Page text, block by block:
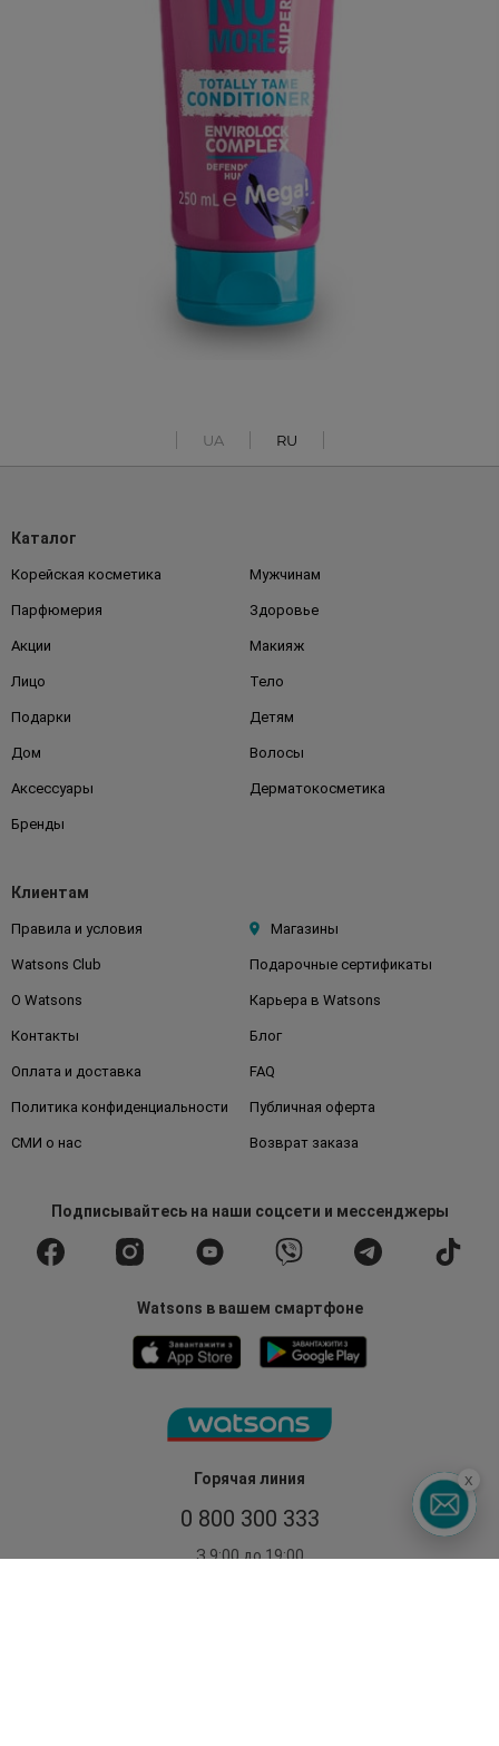
UA RU
Горячая линия
0 800 300 333
З 9:00 до 19:00
Каталог
Корейская косметика Мужчинам
Парфюмерия Здоровье
Акции Макияж
Лицо Тело
Подарки Детям
Дом Волосы
Аксессуары Дерматокосметика
Бренды
Клиентам
Правила и условия Магазины
Watsons Club Подарочные сертификаты
О Watsons Карьера в Watsons
Контакты Блог
Оплата и доставка FAQ
Политика конфиденциальности Публичная оферта
СМИ о нас Возврат заказа
Подписывайтесьна наши соцсети и мессенджеры
Watsons в вашем смартфоне
x